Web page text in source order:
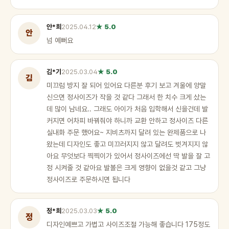
안
안*희 2025.04.12★ 5.0
넘 예뻐요
김
김*기 2025.03.04★ 5.0
미끄럼 방지 잘 되어 있어요 다른분 후기 보고 겨울에 양말
신으면 정사이즈가 작을 것 같다 그래서 한 치수 크게 샀는
데 많이 남네요.. 그래도 아이가 처음 입학해서 신을건데 발
커지면 어차피 바꿔줘야 하니까 교환 안하고 정사이즈 다른
실내화 주문 했어요~ 지비츠까지 달려 있는 완제품으로 나
왔는데 디자인도 좋고 미끄러지지 않고 달려도 벗겨지지 않
아요 무엇보다 찍찍이가 있어서 정사이즈에선 딱 발을 잘 고
정 시켜줄 것 같아요 발볼은 크게 영향이 없을것 같고 그냥
정사이즈로 주문하시면 됩니다
정
정*희 2025.03.03★ 5.0
디자인예쁘고 가볍고 사이즈조절 가능해 좋습니다 175정도